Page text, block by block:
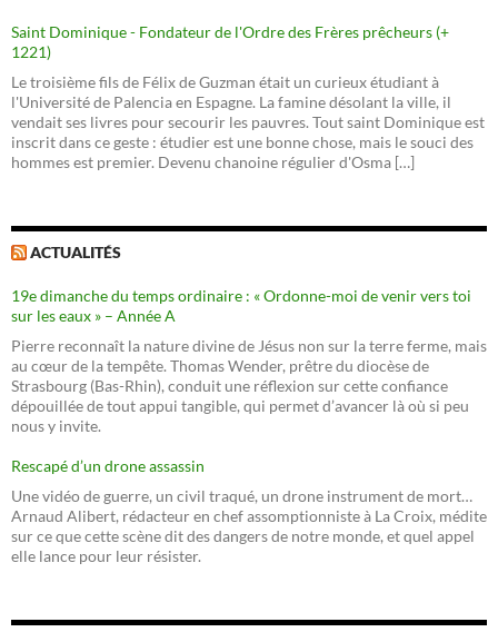
Saint Dominique - Fondateur de l'Ordre des Frères prêcheurs (+
1221)
Le troisième fils de Félix de Guzman était un curieux étudiant à
l'Université de Palencia en Espagne. La famine désolant la ville, il
vendait ses livres pour secourir les pauvres. Tout saint Dominique est
inscrit dans ce geste : étudier est une bonne chose, mais le souci des
hommes est premier. Devenu chanoine régulier d'Osma […]
ACTUALITÉS
19e dimanche du temps ordinaire : « Ordonne-moi de venir vers toi
sur les eaux » – Année A
Pierre reconnaît la nature divine de Jésus non sur la terre ferme, mais
au cœur de la tempête. Thomas Wender, prêtre du diocèse de
Strasbourg (Bas-Rhin), conduit une réflexion sur cette confiance
dépouillée de tout appui tangible, qui permet d’avancer là où si peu
nous y invite.
Rescapé d’un drone assassin
Une vidéo de guerre, un civil traqué, un drone instrument de mort…
Arnaud Alibert, rédacteur en chef assomptionniste à La Croix, médite
sur ce que cette scène dit des dangers de notre monde, et quel appel
elle lance pour leur résister.